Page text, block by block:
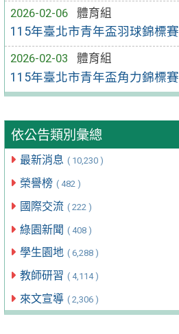
2026-02-06
體育組
115年臺北市青年盃羽球錦標賽
2026-02-03
體育組
115年臺北市青年盃角力錦標賽
依公告類別彙總
最新消息 ( 10,230 )
榮譽榜 ( 482 )
國際交流 ( 222 )
綠園新聞 ( 408 )
學生園地 ( 6,288 )
教師研習 ( 4,114 )
來文宣導 ( 2,306 )